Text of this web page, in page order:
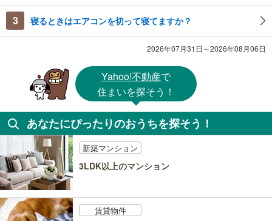
3 寝るときはエアコンを切って寝てますか？
2026年07月31日～2026年08月06日
Yahoo!不動産で
住まいを探そう！
あなたにぴったりのおうちを探そう！
新築マンション
3LDK以上のマンション
賃貸物件